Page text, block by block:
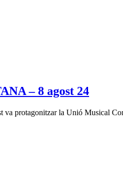
– 8 agost 24
va protagonitzar la Unió Musical